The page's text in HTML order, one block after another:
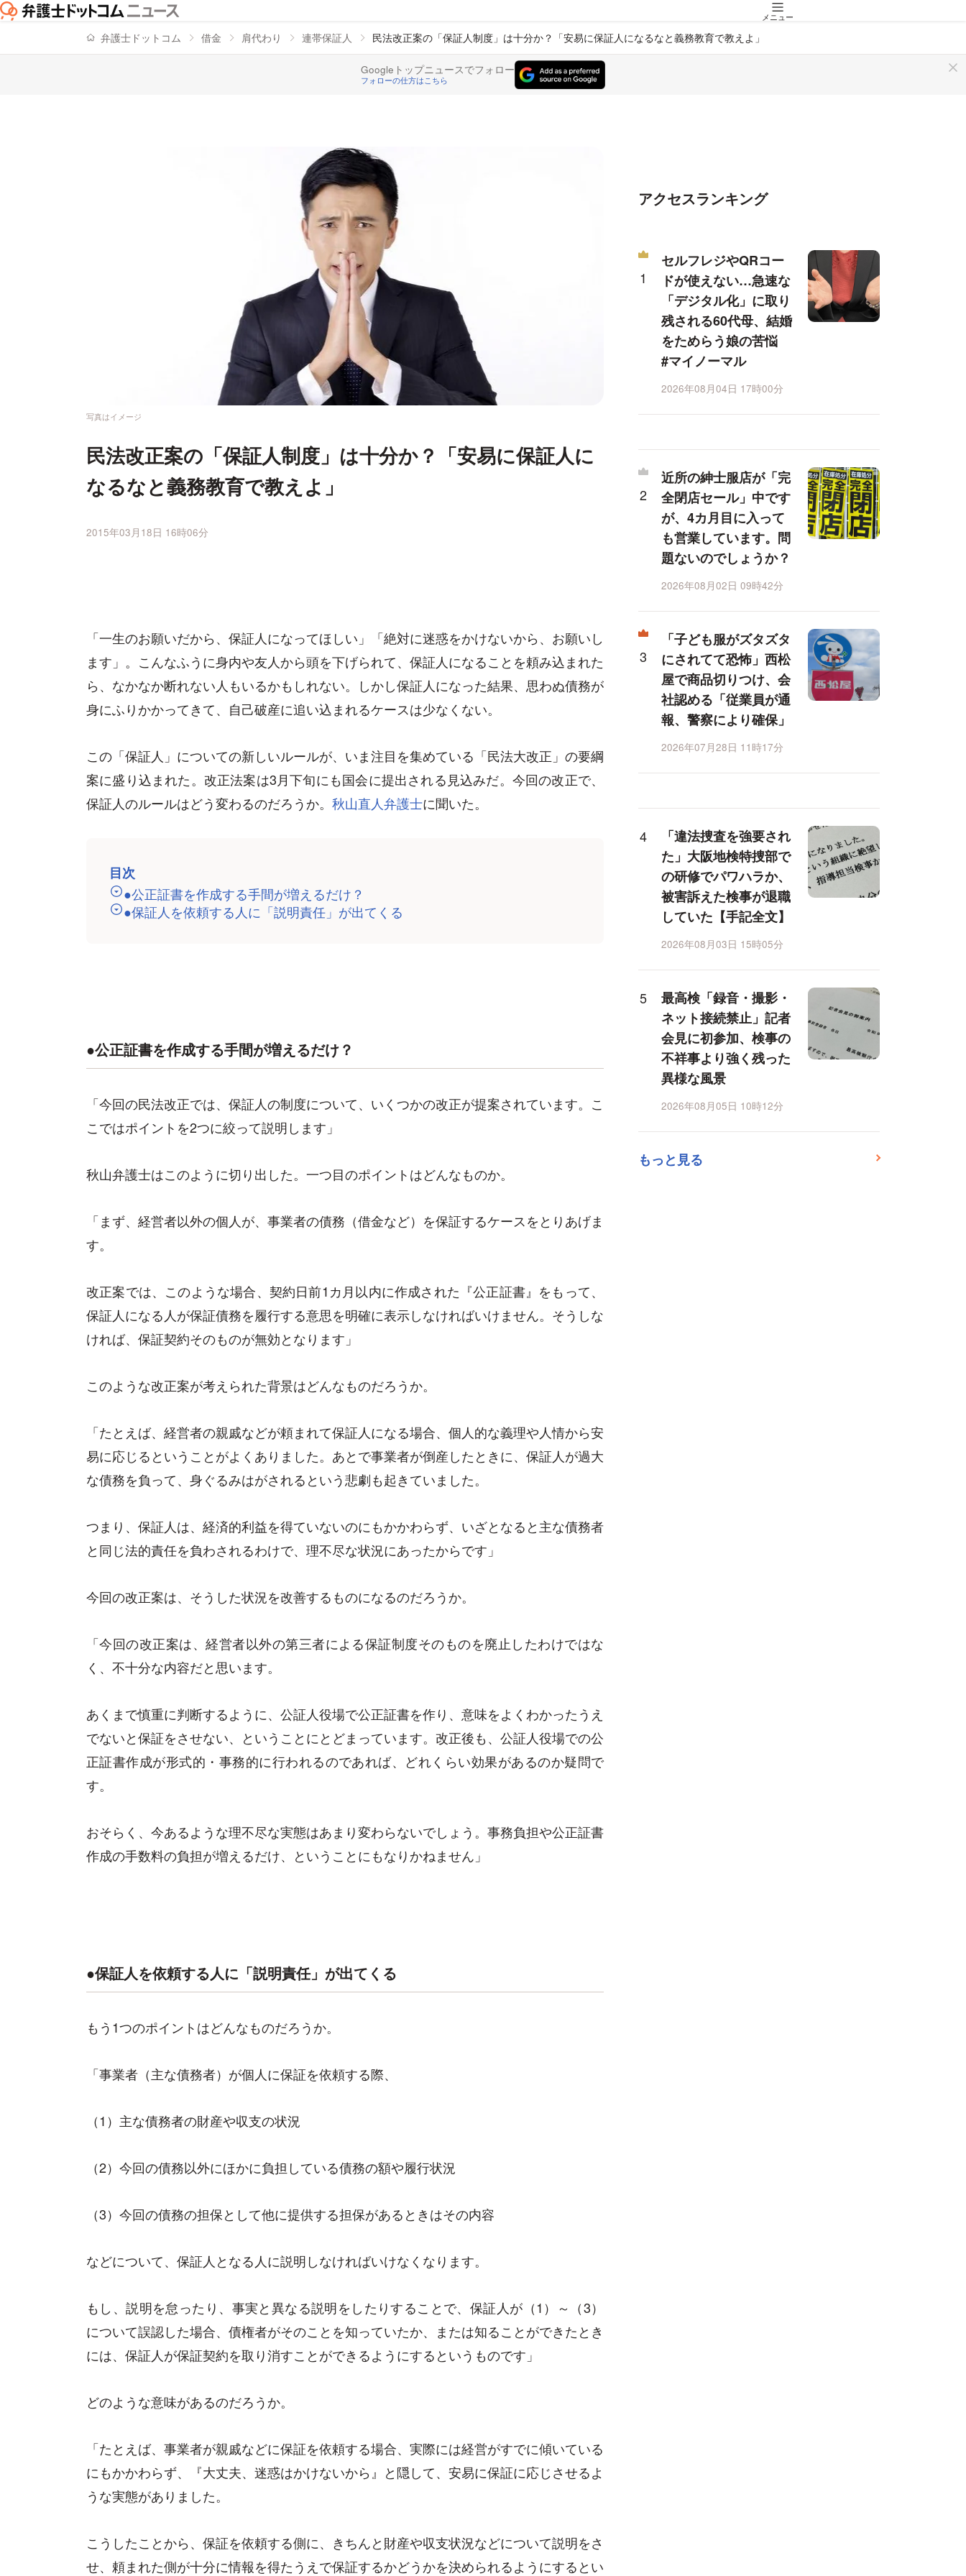
メニュー
弁護士ドットコム 借金 肩代わり 連帯保証人 民法改正案の「保証人制度」は十分か？「安易に保証人になるなと義務教育で教えよ」
Googleトップニュースでフォロー
フォローの仕方はこちら
写真はイメージ
民法改正案の「保証人制度」は十分か？「安易に保証人に
なるなと義務教育で教えよ」
2015年03月18日 16時06分
「一生のお願いだから、保証人になってほしい」「絶対に迷惑をかけないから、お願いし
ます」。こんなふうに身内や友人から頭を下げられて、保証人になることを頼み込まれた
ら、なかなか断れない人もいるかもしれない。しかし保証人になった結果、思わぬ債務が
身にふりかかってきて、自己破産に追い込まれるケースは少なくない。
この「保証人」についての新しいルールが、いま注目を集めている「民法大改正」の要綱
案に盛り込まれた。改正法案は3月下旬にも国会に提出される見込みだ。今回の改正で、
保証人のルールはどう変わるのだろうか。 秋山直人弁護士に聞いた。
目次
●公正証書を作成する手間が増えるだけ？
●保証人を依頼する人に「説明責任」が出てくる
●公正証書を作成する手間が増えるだけ？
「今回の民法改正では、保証人の制度について、いくつかの改正が提案されています。こ
こではポイントを2つに絞って説明します」
秋山弁護士はこのように切り出した。一つ目のポイントはどんなものか。
「まず、経営者以外の個人が、事業者の債務（借金など）を保証するケースをとりあげま
す。
改正案では、このような場合、契約日前1カ月以内に作成された『公正証書』をもって、
保証人になる人が保証債務を履行する意思を明確に表示しなければいけません。そうしな
ければ、保証契約そのものが無効となります」
このような改正案が考えられた背景はどんなものだろうか。
「たとえば、経営者の親戚などが頼まれて保証人になる場合、個人的な義理や人情から安
易に応じるということがよくありました。あとで事業者が倒産したときに、保証人が過大
な債務を負って、身ぐるみはがされるという悲劇も起きていました。
つまり、保証人は、経済的利益を得ていないのにもかかわらず、いざとなると主な債務者
と同じ法的責任を負わされるわけで、理不尽な状況にあったからです」
今回の改正案は、そうした状況を改善するものになるのだろうか。
「今回の改正案は、経営者以外の第三者による保証制度そのものを廃止したわけではな
く、不十分な内容だと思います。
あくまで慎重に判断するように、公証人役場で公正証書を作り、意味をよくわかったうえ
でないと保証をさせない、ということにとどまっています。改正後も、公証人役場での公
正証書作成が形式的・事務的に行われるのであれば、どれくらい効果があるのか疑問で
す。
おそらく、今あるような理不尽な実態はあまり変わらないでしょう。事務負担や公正証書
作成の手数料の負担が増えるだけ、ということにもなりかねません」
●保証人を依頼する人に「説明責任」が出てくる
もう1つのポイントはどんなものだろうか。
「事業者（主な債務者）が個人に保証を依頼する際、
（1）主な債務者の財産や収支の状況
（2）今回の債務以外にほかに負担している債務の額や履行状況
（3）今回の債務の担保として他に提供する担保があるときはその内容
などについて、保証人となる人に説明しなければいけなくなります。
もし、説明を怠ったり、事実と異なる説明をしたりすることで、保証人が（1）～（3）
について誤認した場合、債権者がそのことを知っていたか、または知ることができたとき
には、保証人が保証契約を取り消すことができるようにするというものです」
どのような意味があるのだろうか。
「たとえば、事業者が親戚などに保証を依頼する場合、実際には経営がすでに傾いている
にもかかわらず、『大丈夫、迷惑はかけないから』と隠して、安易に保証に応じさせるよ
うな実態がありました。
こうしたことから、保証を依頼する側に、きちんと財産や収支状況などについて説明をさ
せ、頼まれた側が十分に情報を得たうえで保証するかどうかを決められるようにするとい
アクセスランキング
セルフレジやQRコー
ドが使えない…急速な
「デジタル化」に取り
残される60代母、結婚
をためらう娘の苦悩
#マイノーマル
2026年08月04日 17時00分
近所の紳士服店が「完
全閉店セール」中です
が、4カ月目に入って
も営業しています。問
題ないのでしょうか？
2026年08月02日 09時42分
「子ども服がズタズタ
にされてて恐怖」西松
屋で商品切りつけ、会
社認める「従業員が通
報、警察により確保」
2026年07月28日 11時17分
「違法捜査を強要され
た」大阪地検特捜部で
の研修でパワハラか、
被害訴えた検事が退職
していた【手記全文】
2026年08月03日 15時05分
最高検「録音・撮影・
ネット接続禁止」記者
会見に初参加、検事の
不祥事より強く残った
異様な風景
2026年08月05日 10時12分
もっと見る